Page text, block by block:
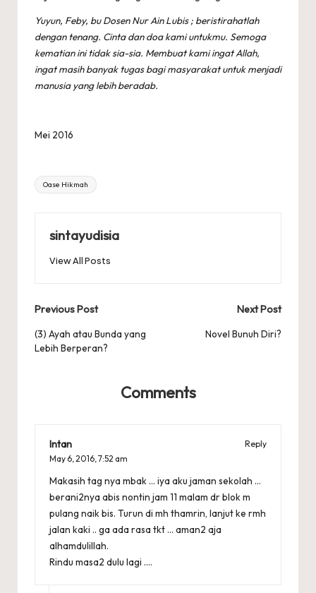
Yuyun, Feby, bu Dosen Nur Ain Lubis ; beristirahatlah
dengan tenang. Cinta dan doa kami untukmu. Semoga
kematian ini tidak sia-sia. Membuat kami ingat Allah,
ingat masih banyak tugas bagi masyarakat untuk menjadi
manusia yang lebih beradab.
Mei 2016
Tags:
Oase Hikmah
sintayudisia
View All Posts
Post
navigation
Previous Post
(3) Ayah atau Bunda yang
Lebih Berperan?
Next Post
Novel Bunuh Diri?
Comments
Intan
Reply
May 6, 2016, 7:52 am
Makasih tag nya mbak … iya aku jaman sekolah …
berani2nya abis nontin jam 11 malam dr blok m
pulang naik bis. Turun di mh thamrin, lanjut ke rmh
jalan kaki .. ga ada rasa tkt … aman2 aja
alhamdulillah.
Rindu masa2 dulu lagi ….